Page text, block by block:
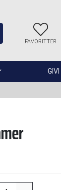
FAVORITTER
GIVI